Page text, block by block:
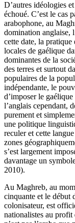
D’autres idéologies
échoué. C’est le cas
arabophone, au
domination anglaise,
cette date, la pratique
locales de gaélique
dominantes de la
des terres et surtout
populaires de la
indépendante, le
d’imposer le
l’anglais cependant,
purement et
une politique
reculer et cette
zones
s’est largement
davantage un
2010).
Au Maghreb, au
cinquante et le début
colonisateur, est
nationalistes au profit